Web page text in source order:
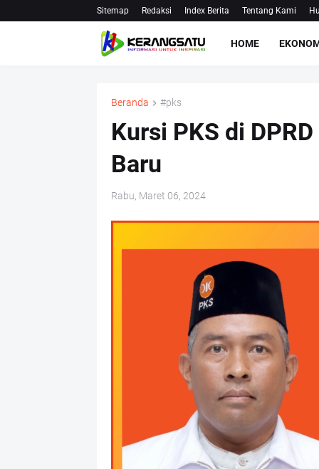
Sitemap Redaksi Index Berita Tentang Kami
HOME
Beranda #pks
Kursi PKS di
Baru
Rabu, Maret 06, 2024